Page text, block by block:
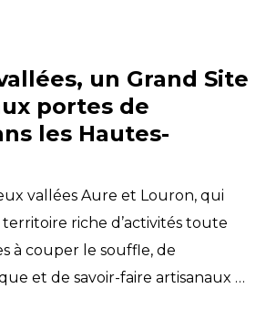
un Grand Site
portes de
les Hautes-
vallées Aure et Louron, qui
riche d’activités toute
à couper le souffle, de
et de savoir-faire artisanaux et